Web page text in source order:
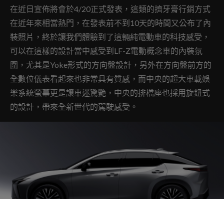
在近日宣佈將會於4/20正式發表，這類的擠牙膏行銷方式
在近年來相當熱門，在發表前不到10天的時間又公布了內
裝照片，終於讓我們體驗到了這輛純電動車的科技感受，
可以在這樣的設計當中感受到LF-Z電動概念車的內裝氛
圍，尤其是Yoke形式的方向盤設計，另外在方向盤前方的
全數位儀表看起來也非常具有質感，而中央的超大車載娛
樂系統螢幕更是讓車迷驚艷，中央的排檔座也採用旋鈕式
的設計，帶來全新世代的駕駛感受。